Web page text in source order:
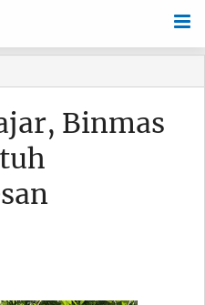
Binmas